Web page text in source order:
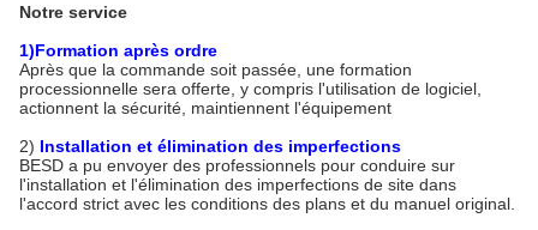
Notre service
1)Formation après ordre
Après que la commande soit passée, une formation
processionnelle sera offerte, y compris l'utilisation de logiciel,
actionnent la sécurité, maintiennent l'équipement
2) Installation et élimination des imperfections
BESD a pu envoyer des professionnels pour conduire sur
l'installation et l'élimination des imperfections de site dans
l'accord strict avec les conditions des plans et du manuel original.